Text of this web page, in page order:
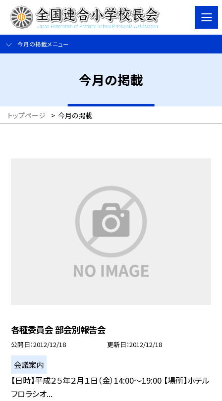
今月の掲載メニュー
今月の掲載
トップページ > 今月の掲載
各種委員会 部会別報告会
公開日 2012/12/18 更新日 2012/12/18
会議案内
【日時】平成２５年２月１日（金）14:00〜19:00 【場所】ホテル
フロラシオ...